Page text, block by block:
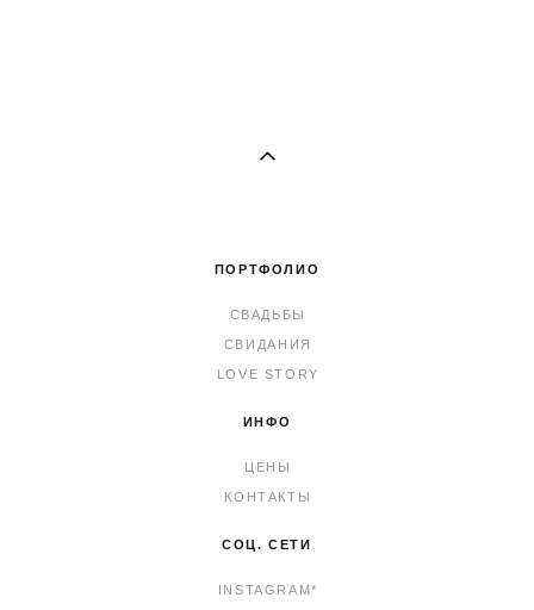
ПОРТФОЛИО
СВАДЬБЫ
СВИДАНИЯ
LOVE STORY
ИНФО
ЦЕНЫ
КОНТАКТЫ
СОЦ. СЕТИ
INSTAGRAM*